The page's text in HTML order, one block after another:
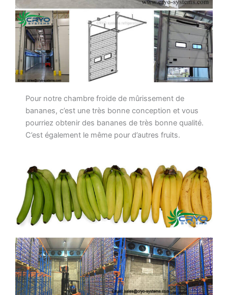
Pour notre chambre froide de mûrissement de
bananes, c’est une très bonne conception et vous
pourriez obtenir des bananes de très bonne qualité.
C’est également le même pour d’autres fruits.